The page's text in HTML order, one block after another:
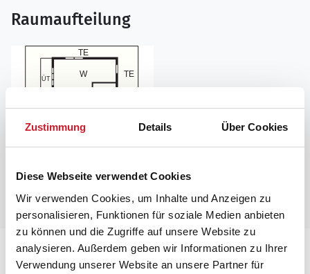
Zustimmung Details Über Cookies
Diese Webseite verwendet Cookies
Wir verwenden Cookies, um Inhalte und Anzeigen zu
personalisieren, Funktionen für soziale Medien anbieten
zu können und die Zugriffe auf unsere Website zu
analysieren. Außerdem geben wir Informationen zu Ihrer
Verwendung unserer Website an unsere Partner für
Raumaufteilung
Lageplan